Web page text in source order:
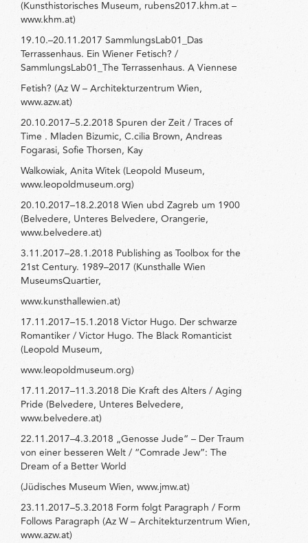
(Kunsthistorisches Museum, rubens2017.khm.at –
www.khm.at)
19.10.–20.11.2017 SammlungsLab01_Das
Terrassenhaus. Ein Wiener Fetisch? /
SammlungsLab01_The Terrassenhaus. A Viennese
Fetish? (Az W – Architekturzentrum Wien,
www.azw.at)
20.10.2017–5.2.2018 Spuren der Zeit / Traces of
Time . Mladen Bizumic, C.cilia Brown, Andreas
Fogarasi, Sofie Thorsen, Kay
Walkowiak, Anita Witek (Leopold Museum,
www.leopoldmuseum.org)
20.10.2017–18.2.2018 Wien ubd Zagreb um 1900
(Belvedere, Unteres Belvedere, Orangerie,
www.belvedere.at)
3.11.2017–28.1.2018 Publishing as Toolbox for the
21st Century. 1989–2017 (Kunsthalle Wien
MuseumsQuartier,
www.kunsthallewien.at)
17.11.2017–15.1.2018 Victor Hugo. Der schwarze
Romantiker / Victor Hugo. The Black Romanticist
(Leopold Museum,
www.leopoldmuseum.org)
17.11.2017–11.3.2018 Die Kraft des Alters / Aging
Pride (Belvedere, Unteres Belvedere,
www.belvedere.at)
22.11.2017–4.3.2018 „Genosse Jude“ – Der Traum
von einer besseren Welt / “Comrade Jew”: The
Dream of a Better World
(Jüdisches Museum Wien, www.jmw.at)
23.11.2017–5.3.2018 Form folgt Paragraph / Form
Follows Paragraph (Az W – Architekturzentrum Wien,
www.azw.at)